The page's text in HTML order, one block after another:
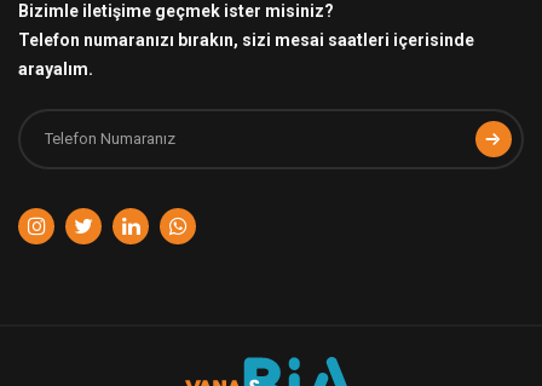
Bizimle iletişime geçmek ister misiniz?
Telefon numaranızı bırakın, sizi mesai saatleri içerisinde
arayalım.